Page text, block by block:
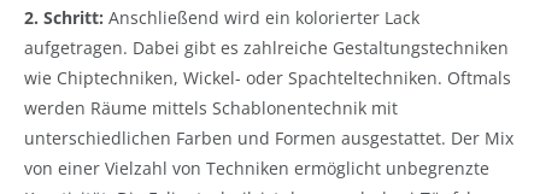
2. Schritt: Anschließend wird ein kolorierter Lack
aufgetragen. Dabei gibt es zahlreiche Gestaltungstechniken
wie Chiptechniken, Wickel- oder Spachteltechniken. Oftmals
werden Räume mittels Schablonentechnik mit
unterschiedlichen Farben und Formen ausgestattet. Der Mix
von einer Vielzahl von Techniken ermöglicht unbegrenzte